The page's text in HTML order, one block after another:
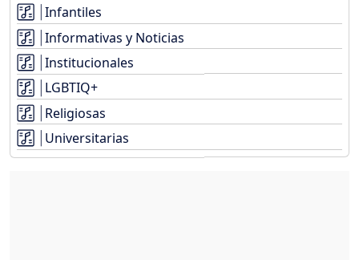
Infantiles
Informativas y Noticias
Institucionales
LGBTIQ+
Religiosas
Universitarias